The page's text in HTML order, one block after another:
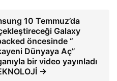
10 Temmuz’da
Galaxy
öncesinde “
Dünyaya Aç”
bir video yayınladı
→